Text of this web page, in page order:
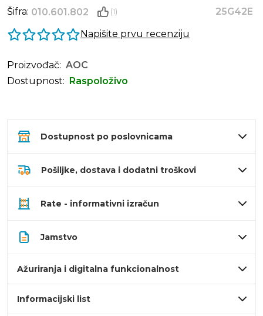
Šifra: 010.601.802 (1)
25G42E
Napišite prvu recenziju
Proizvođač: AOC
Dostupnost:
Raspoloživo
Dostupnost po poslovnicama
Pošiljke, dostava i dodatni troškovi
Rate - informativni izračun
Jamstvo
Ažuriranja i digitalna funkcionalnost
Informacijski list